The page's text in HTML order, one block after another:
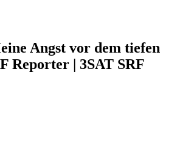
Angst vor dem tiefen
Reporter | 3SAT SRF